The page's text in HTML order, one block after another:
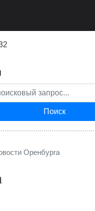
основному
Поиск
Оренбурга